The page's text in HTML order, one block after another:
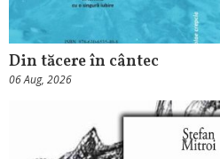
Din tăcere în cântec
06 Aug, 2026